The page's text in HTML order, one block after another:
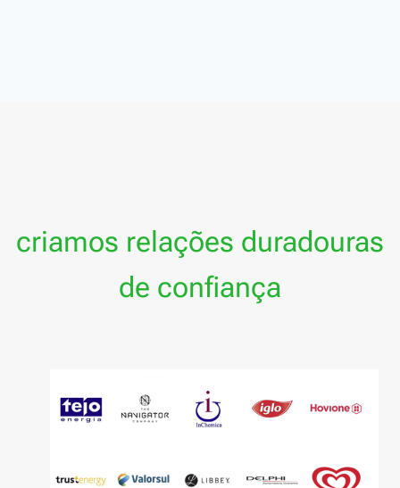
criamos relações duradouras
de confiança